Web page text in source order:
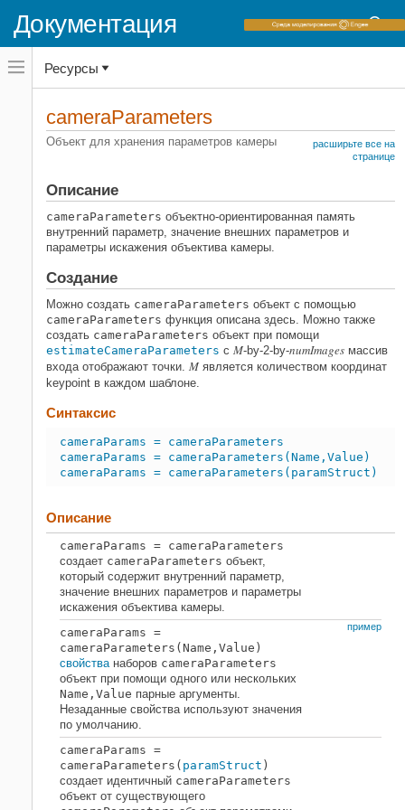
Документация
Переключатель
навигационного
меню
переключатель
навигационного
Computer Vision Toolbox
cameraParameters
НА ЭТОЙ СТРАНИЦЕ
Описание
Создание
Свойства
Искажение объектива фотокамеры:
Внешние параметры камеры:
Предполагаемая точность
параметра камеры:
Настройки для оценки параметра
камеры:
Расширенные возможности
Ресурсы
cameraParameters
Объект для хранения параметров камеры
расширьте все на
странице
Описание
cameraParameters объектно-ориентированная память
внутренний параметр, значение внешних параметров и
параметры искажения объектива камеры.
Создание
Можно создать cameraParameters объект с помощью
cameraParameters функция описана здесь. Можно также
создать cameraParameters объект при помощи
estimateCameraParameters с M-by-2-by-numImages массив
входа отображают точки. M является количеством координат
keypoint в каждом шаблоне.
Синтаксис
cameraParams = cameraParameters
cameraParams = cameraParameters(Name,Value)
cameraParams = cameraParameters(paramStruct)
Описание
cameraParams = cameraParameters
создает cameraParameters объект,
который содержит внутренний параметр,
значение внешних параметров и параметры
искажения объектива камеры.
пример
cameraParams =
cameraParameters(Name,Value)
свойстванаборов cameraParameters
объект при помощи одного или нескольких
Name,Value парные аргументы.
Незаданные свойства используют значения
по умолчанию.
cameraParams =
cameraParameters( paramStruct )
создает идентичный cameraParameters
объект от существующего